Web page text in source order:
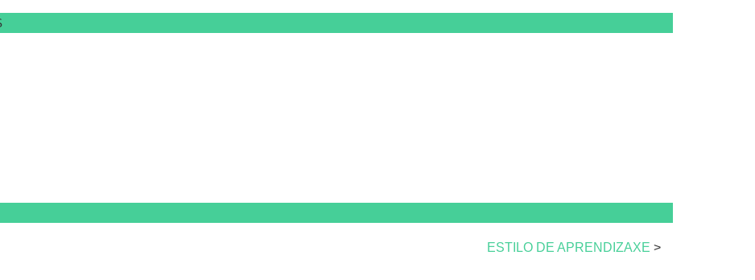
ESTILO DE APRENDIZAXE >